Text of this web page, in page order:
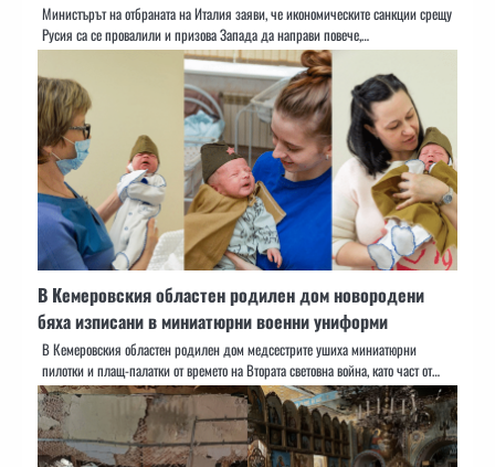
Министърът на отбраната на Италия заяви, че икономическите санкции срещу
Русия са се провалили и призова Запада да направи повече,…
В Кемеровския областен родилен дом новородени
бяха изписани в миниатюрни военни униформи
В Кемеровския областен родилен дом медсестрите ушиха миниатюрни
пилотки и плащ-палатки от времето на Втората световна война, като част от…